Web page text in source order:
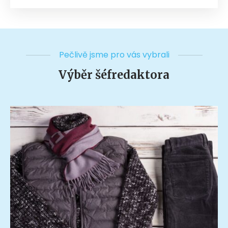
Pečlivě jsme pro vás vybrali
Výběr šéfredaktora